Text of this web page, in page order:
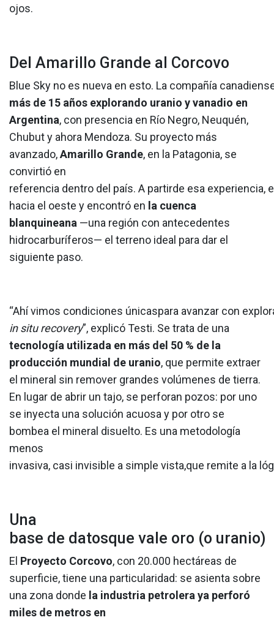
ojos.
Del Amarillo Grande al Corcovo
Blue Sky no es nueva en esto. La compañía
más de 15 años explorando uranio y vanadio en
Argentina, con presencia en Río Negro, Neuquén,
Chubut y ahora Mendoza. Su proyecto más
avanzado,Amarillo Grande, en la Patagonia, se
convirtió en
referencia dentro del país. A partirde esa experiencia,
hacia el oeste y encontró en la cuenca
blanquineana —una región con antecedentes
hidrocarburíferos— el terreno ideal para dar el
siguiente paso.
“Ahí vimos condiciones únicaspara avanzar con
in situ recovery”, explicó Testi. Se trata de una
tecnología utilizada en más del 50 % de la
producción mundial de uranio, que permite extraer
el mineral sin remover grandes volúmenes de tierra.
En lugar de abrir un tajo, se perforan pozos: por uno
se inyecta una solución acuosa y por otro se
bombea el mineral disuelto. Es una metodología
menos
invasiva, casi invisible a simple vista,que remite a la
Una
base de datosque vale oro (o uranio)
El Proyecto Corcovo, con 20.000 hectáreas de
superficie, tiene una particularidad: se asienta sobre
una zona donde la industria petrolera ya perforó
miles de metros en